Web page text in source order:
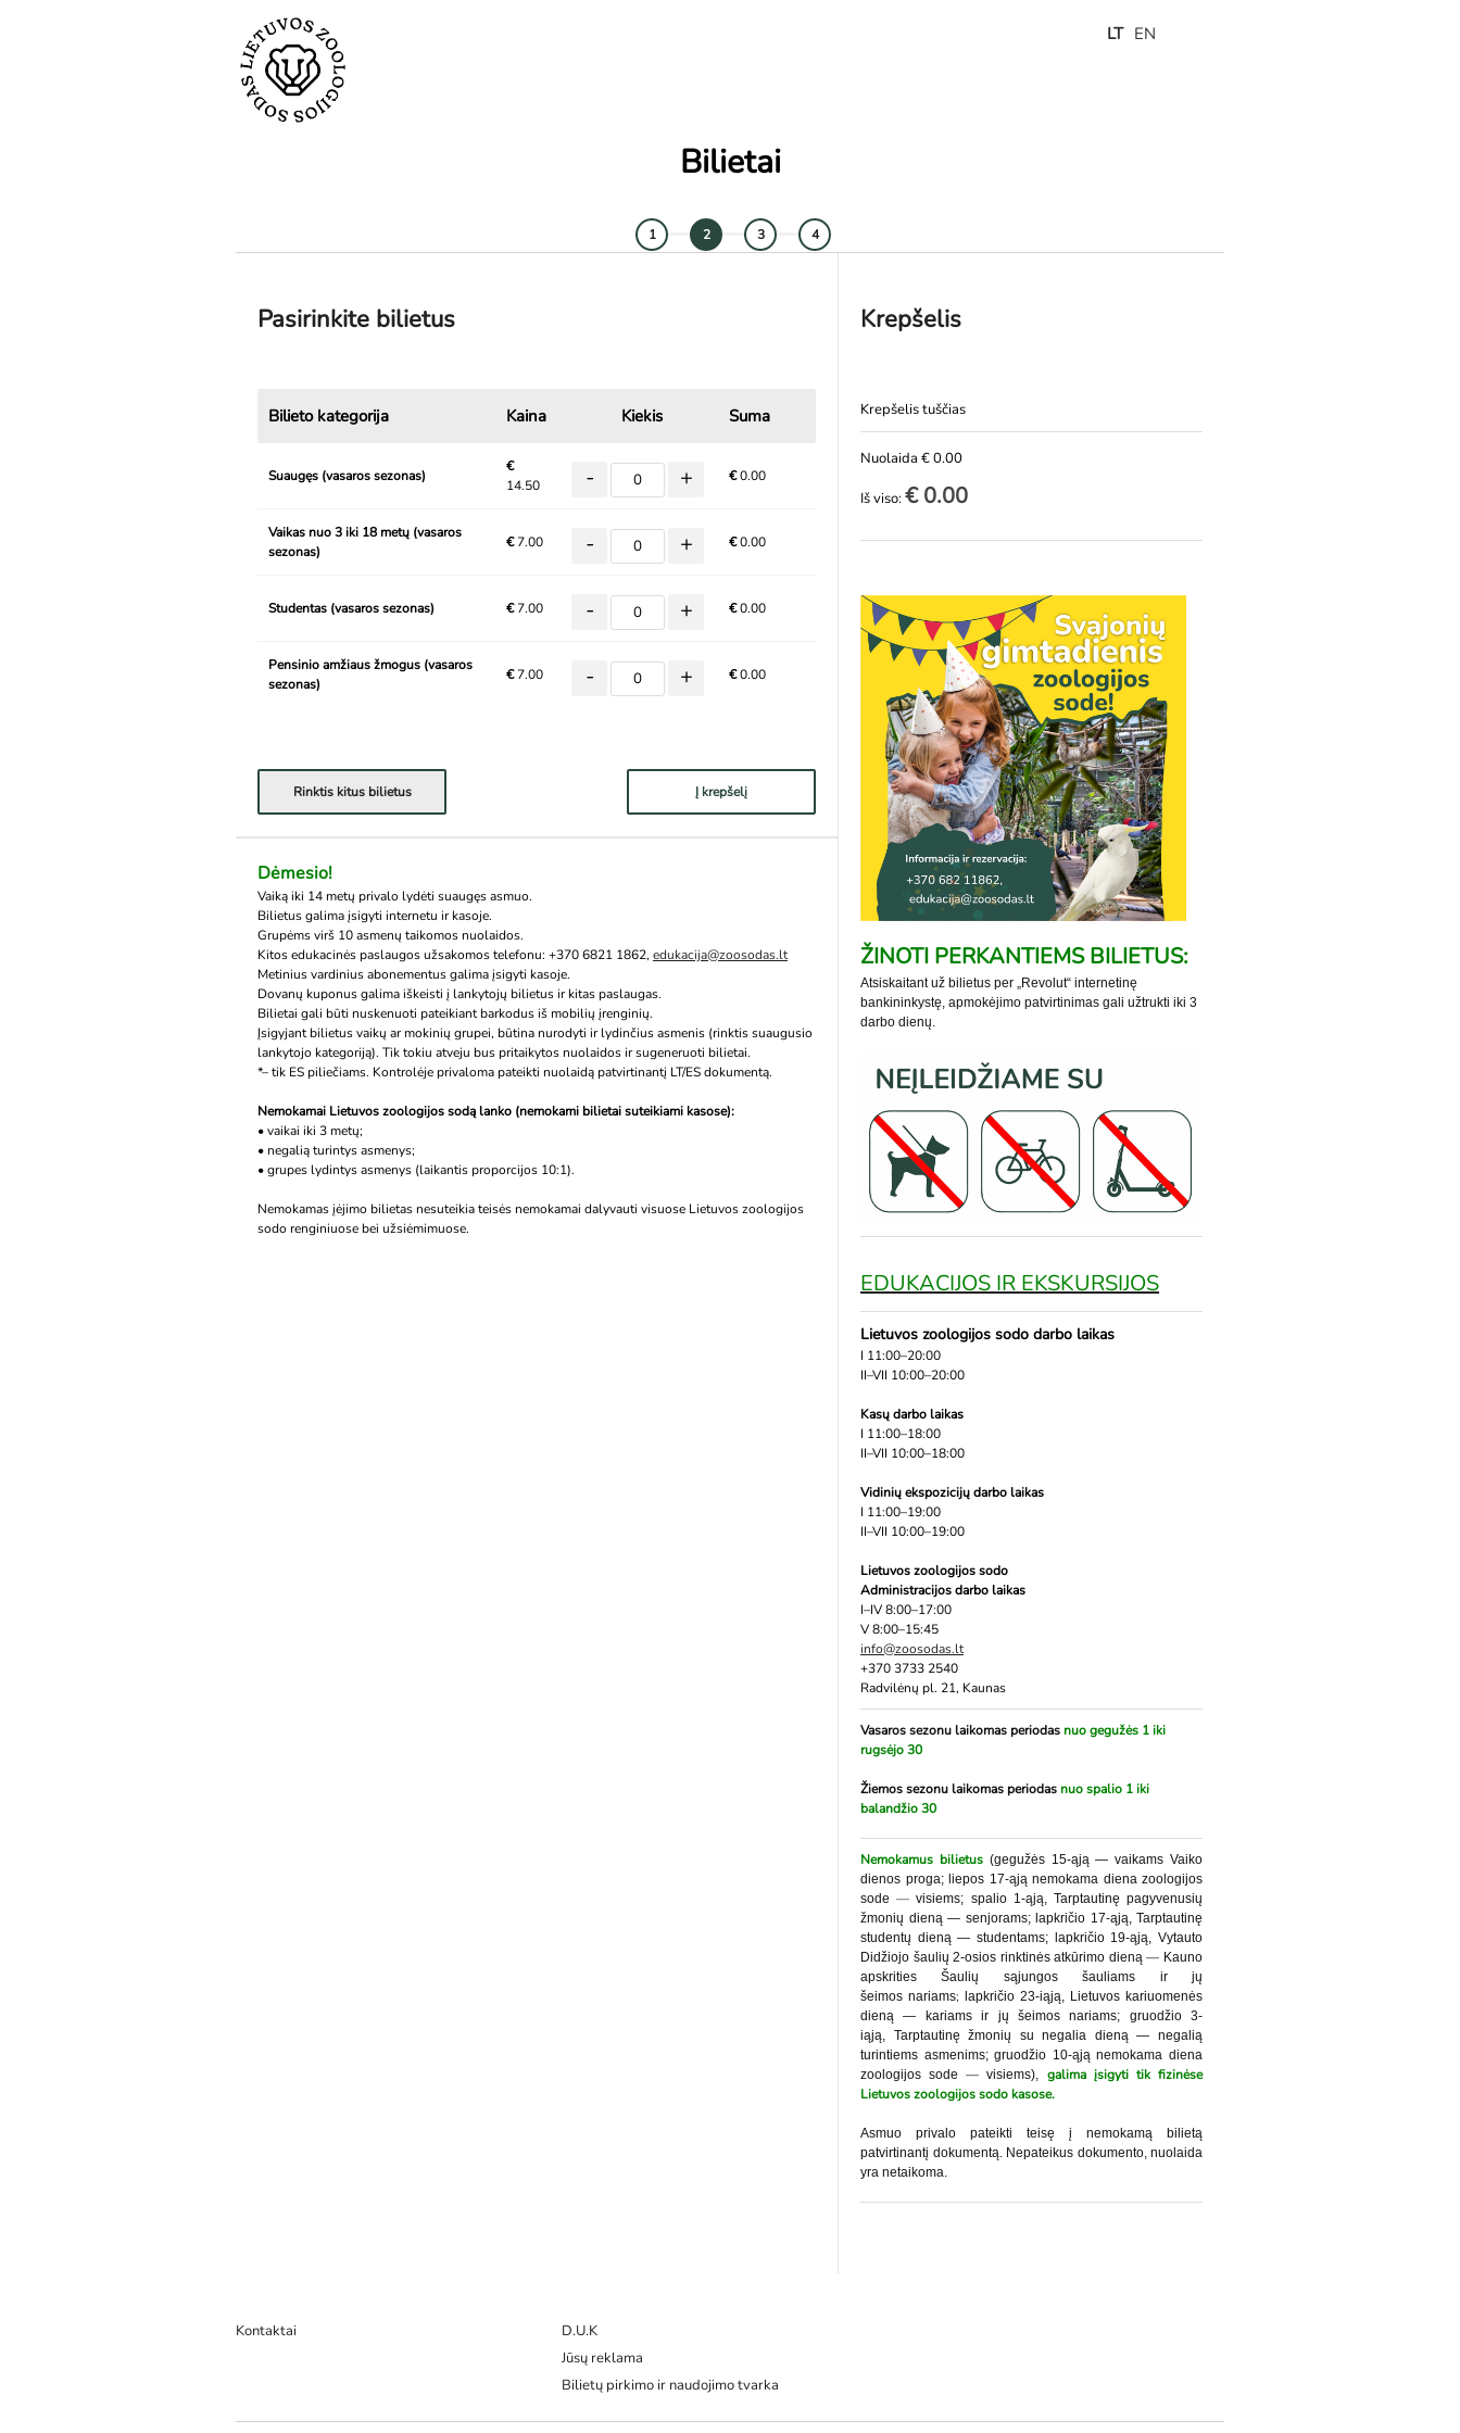
EN
LT
Bilietai
1 2 3 4
Pasirinkite bilietus
Bilieto kategorija Kaina Kiekis Suma
Suaugęs (vasaros sezonas)
€
14.50
- + €0.00
Vaikas nuo 3 iki 18 metų (vasaros
sezonas)
€7.00 - + €0.00
Studentas (vasaros sezonas) €7.00 - + €0.00
Pensinio amžiaus žmogus (vasaros
sezonas)
€7.00 - + €0.00
Rinktis kitus bilietus Į krepšelį
Dėmesio!
Vaiką iki 14 metų privalo lydėti suaugęs asmuo.
Bilietus galima įsigyti internetu ir kasoje.
Grupėms virš 10 asmenų taikomos nuolaidos.
Kitos edukacinės paslaugos užsakomos telefonu: +370 6821 1862, edukacija@zoosodas.lt
Metinius vardinius abonementus galima įsigyti kasoje.
Dovanų kuponus galima iškeisti į lankytojų bilietus ir kitas paslaugas.
Bilietai gali būti nuskenuoti pateikiant barkodus iš mobilių įrenginių.
Įsigyjant bilietus vaikų ar mokinių grupei, būtina nurodyti ir lydinčius asmenis (rinktis suaugusio
lankytojo kategoriją). Tik tokiu atveju bus pritaikytos nuolaidos ir sugeneruoti bilietai.
*– tik ES piliečiams. Kontrolėje privaloma pateikti nuolaidą patvirtinantį LT/ES dokumentą.
Nemokamai Lietuvos zoologijos sodą lanko (nemokami bilietai suteikiami kasose):
• vaikai iki 3 metų;
• negalią turintys asmenys;
• grupes lydintys asmenys (laikantis proporcijos 10:1).
Nemokamas įėjimo bilietas nesuteikia teisės nemokamai dalyvauti visuose Lietuvos zoologijos
sodo renginiuose bei užsiėmimuose.
Krepšelis
Krepšelis tuščias
Nuolaida € 0.00
Iš viso:€ 0.00
ŽINOTI PERKANTIEMS BILIETUS:
Atsiskaitant už bilietus per „Revolut“ internetinę
bankininkystę, apmokėjimo patvirtinimas gali užtrukti iki 3
darbo dienų.
EDUKACIJOS IR EKSKURSIJOS
Lietuvos zoologijos sodo darbo laikas
I 11:00–20:00
II–VII 10:00–20:00
Kasų darbo laikas
I 11:00–18:00
II–VII 10:00–18:00
Vidinių ekspozicijų darbo laikas
I 11:00–19:00
II–VII 10:00–19:00
Lietuvos zoologijos sodo
Administracijos darbo laikas
I–IV 8:00–17:00
V 8:00–15:45
info@zoosodas.lt
+370 3733 2540
Radvilėnų pl. 21, Kaunas
Vasaros sezonu laikomas periodasnuo gegužės 1 iki
rugsėjo 30
Žiemos sezonu laikomas periodasnuo spalio 1 iki
balandžio 30
Nemokamus bilietus (gegužės 15-ąją — vaikams Vaiko
dienos proga; liepos 17-ąją nemokama diena zoologijos
sode—visiems; spalio 1-ąją, Tarptautinę pagyvenusių
žmonių dieną — senjorams; lapkričio 17-ąją, Tarptautinę
studentų dieną — studentams; lapkričio 19-ąją, Vytauto
Didžiojo šaulių 2-osios rinktinės atkūrimo dieną— Kauno
apskrities Šaulių sąjungos šauliams ir jų
šeimos nariams;
lapkričio 23-iąją, Lietuvos kariuomenės
dieną — kariams ir jų šeimos nariams; gruodžio 3-
iąją, Tarptautinę žmonių su negalia dieną — negalią
turintiems asmenims; gruodžio 10-ąją nemokama diena
zoologijos sode— visiems), galima įsigyti tik fizinėse
Lietuvos zoologijos sodo kasose.
Asmuo privalo pateikti teisę į nemokamą bilietą
patvirtinantį dokumentą. Nepateikus dokumento, nuolaida
yra netaikoma.
Kontaktai
D.U.K
Jūsų reklama
Bilietų pirkimo ir naudojimo tvarka